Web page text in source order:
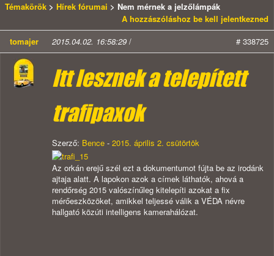
Témakörök > Hírek fórumai > Nem mérnek a jelzőlámpák
A hozzászóláshoz be kell jelentkezned
tomajer
2015.04.02. 16:58:29 / # 338725
Itt lesznek a telepített
trafipaxok
Szerző: Bence - 2015. április 2. csütörtök
Az orkán erejű szél ezt a dokumentumot fújta be az irodánk
ajtaja alatt. A lapokon azok a címek láthatók, ahová a
rendőrség 2015 valószínűleg kitelepíti azokat a fix
mérőeszközöket, amikkel teljessé válik a VÉDA névre
hallgató közúti intelligens kamerahálózat.